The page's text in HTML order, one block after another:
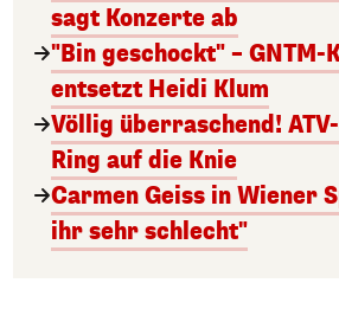
sagt Konzerte ab
"Bin geschockt" – GNTM-
entsetzt Heidi Klum
Völlig überraschend!
Ring auf die Knie
Carmen Geiss in Wiener
ihr sehr schlecht"